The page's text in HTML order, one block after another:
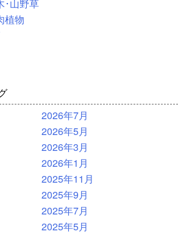
･山野草
植物
2026年7月
2026年5月
2026年3月
2026年1月
2025年11月
2025年9月
2025年7月
2025年5月